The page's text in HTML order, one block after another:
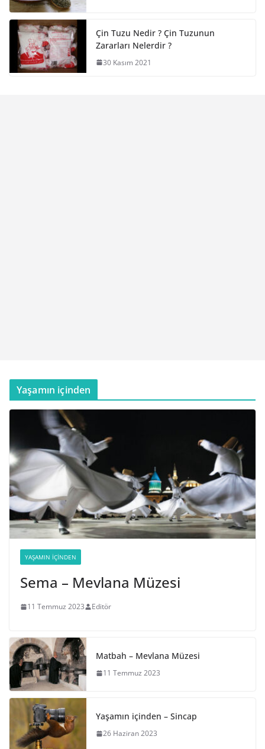
Çin Tuzu Nedir ? Çin Tuzunun
Zararları Nelerdir ?
30 Kasım 2021
Yaşamın içinden
YAŞAMIN İÇINDEN
Sema – Mevlana Müzesi
11 Temmuz 2023 Editör
Matbah – Mevlana Müzesi
11 Temmuz 2023
Yaşamın içinden – Sincap
26 Haziran 2023